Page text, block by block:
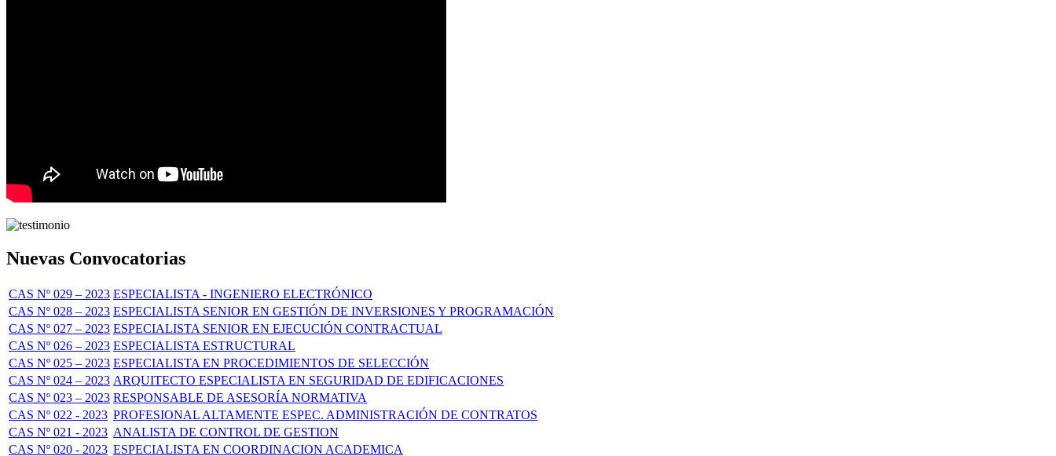
Nuevas Convocatorias
CAS Nº 029 – 2023 ESPECIALISTA - INGENIERO ELECTRÓNICO
CAS Nº 028 – 2023 ESPECIALISTA SENIOR EN GESTIÓN DE INVERSIONES Y PROGRAMACIÓN
CAS Nº 027 – 2023 ESPECIALISTA SENIOR EN EJECUCIÓN CONTRACTUAL
CAS Nº 026 – 2023 ESPECIALISTA ESTRUCTURAL
CAS Nº 025 – 2023 ESPECIALISTA EN PROCEDIMIENTOS DE SELECCIÓN
CAS Nº 024 – 2023 ARQUITECTO ESPECIALISTA EN SEGURIDAD DE EDIFICACIONES
CAS Nº 023 – 2023 RESPONSABLE DE ASESORÍA NORMATIVA
CAS Nº 022 - 2023 PROFESIONAL ALTAMENTE ESPEC. ADMINISTRACIÓN DE CONTRATOS
CAS Nº 021 - 2023 ANALISTA DE CONTROL DE GESTION
CAS Nº 020 - 2023 ESPECIALISTA EN COORDINACION ACADEMICA